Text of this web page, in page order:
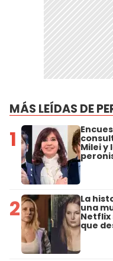
MÁS LEÍDAS DE
1 Milei y
2 La
una
Netflix
que